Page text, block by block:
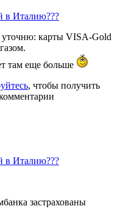
в Италию???
уточню: карты VISA-Gold
там еще больше
, чтобы получить
в Италию???
застрахованы